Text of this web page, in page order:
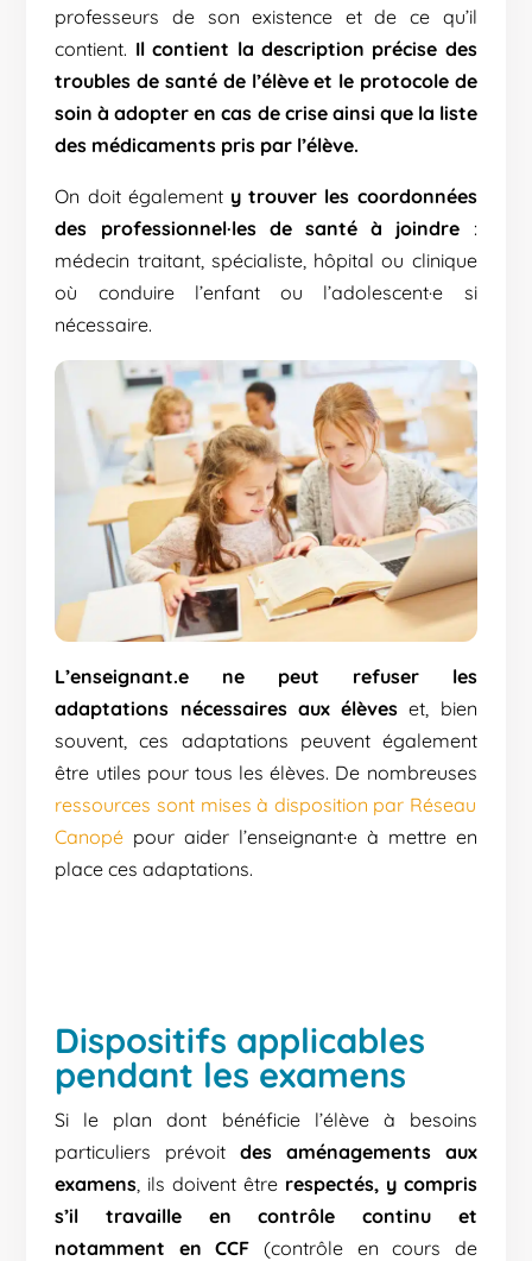
professeurs de son existence et de ce qu’il
contient. Il contient la description précise des
troubles de santé de l’élève et le protocole de
soin à adopter en cas de crise ainsi que la liste
des médicaments pris par l’élève.
On doit également y trouver les coordonnées
des professionnel·les de santé à joindre :
médecin traitant, spécialiste, hôpital ou clinique
où conduire l’enfant ou l’adolescent·e si
nécessaire.
L’enseignant.e ne peut refuser les
adaptations nécessaires aux élèves et, bien
souvent, ces adaptations peuvent également
être utiles pour tous les élèves. De nombreuses
ressources sont mises à disposition par Réseau
Canopé pour aider l’enseignant·e à mettre en
place ces adaptations.
Dispositifs applicables
pendant les examens
Si le plan dont bénéficie l’élève à besoins
particuliers prévoit des aménagements aux
examens , ils doivent être respectés, y compris
s’il travaille en contrôle continu et
notamment en CCF (contrôle en cours de